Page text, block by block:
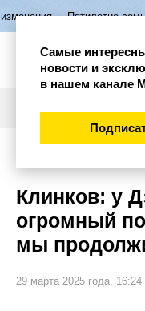
семьи в Нижегородской
Клинков: у
огромный
мы
29 марта 2025 года, 16:24
Самые
новости и
в нашем канале